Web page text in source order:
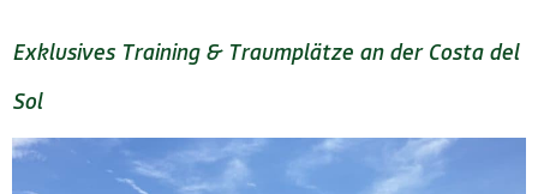
Exklusives Training & Traumplätze an der Costa del
Sol